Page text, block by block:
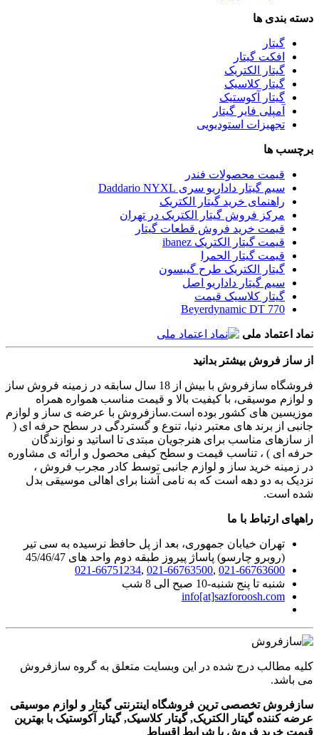
دسته بندی ها
گیتار
افکت گیتار
گیتار الکتریک
گیتار کلاسیک
گیتار آکوستیک
آمپلی فایر گیتار
تجهیزات استودیویی
برچسب ها
قیمت محصولات فندر
سیم گیتار داداریو سری Daddario NYXL
راهنمای خرید گیتار الکتریک
مرکز فروش گیتار الکتریک در تهران
قیمت خرید فروش قطعات گیتار
قیمت گیتار الکتریک ibanez
قیمت گیتار الحمرا
گیتار الکتریک طرح گیبسون
سیم گیتار داداریو اصل
گیتار کلاسیک قیمت
Beyerdynamic DT 770
نماد اعتماد ملی
از ساز فروش بیشتر بدانید
فروشگاه سازفروش با بیش از 18 سال سابقه در زمینه فروش ساز
و لوازم موسیقی، با کیفیت بالا و قیمت مناسب همواره همراه
موزیسین های کشور بوده است.سازفروش با عرضه ی ساز و لوازم
جانبی از برند های معتبر دنیا، تنوع و گستردگی در سطح حرفه ای (
از سازهای مناسب برای هنرجویان مبتدی تا اساتید و نوازندگان
حرفه ای ) ، تناسب قیمت و سطح کیفی محصول و ارائه ی مشاوره
در زمینه خرید ساز و لوازم جانبی توسط کادر مجرب فروش ،
نزدیک به دو دهه است که به نامی آشنا برای اهالی موسیقی بدل
شده است.
راههای ارتباط با ما
تهران خیابان جمهوری، بعد از پل حافظ نرسیده به سی تیر
(روبرو چارسو) پاساژ پیروز طبقه دوم واحد های 45/46/47
021-66763600
,
021-66763500
,
021-66751234
شنبه تا پنج شنبه-10 صبح الی 8 شب
info[at]sazforoosh.com
کلیه مطالب درج شده در این وبسایت متعلق به گروه سازفروش
می باشد.
سازفروش تخصصی ترین فروشگاه اینترنتی گیتار و لوازم موسیقی
عرضه کننده گیتار الکتریک, گیتار کلاسیک, گیتار آکوستیک با بهترین
قیمت خرید فروش با شرایط اقساط